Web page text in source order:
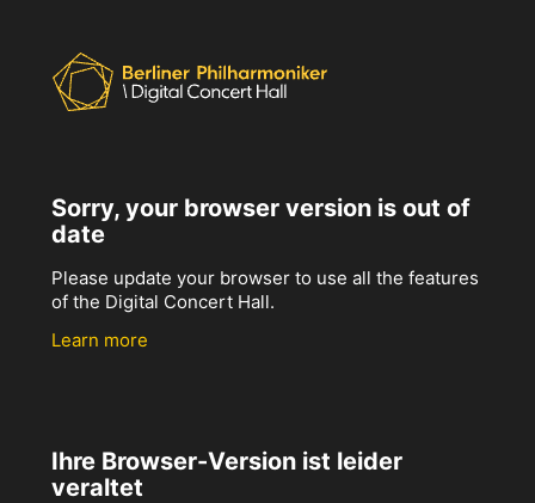
Sorry, your browser version is out of
date
Please update your browser to use all the features
of the Digital Concert Hall.
Learn more
Ihre Browser-Version ist leider
veraltet